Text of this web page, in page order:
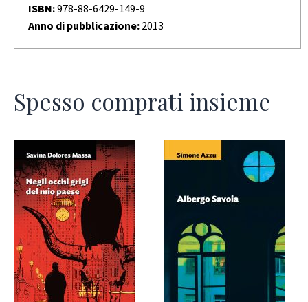
ISBN:978-88-6429-149-9
Anno di pubblicazione: 2013
Spesso comprati insieme